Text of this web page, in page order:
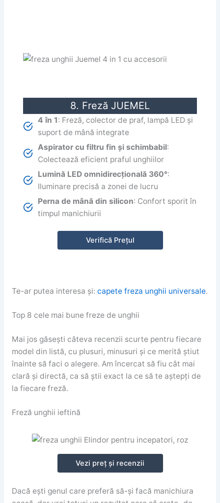
8. Freză JUEMEL
4 în 1: Freză, colector de praf, lampă LED și
suport de mână integrate
Aspirator cu filtru fin și schimbabil:
Colectează eficient praful unghiilor
Lumină LED omnidirecțională 360°:
Iluminare precisă a zonei de lucru
Perna de mână din silicon: Confort sporit în
timpul manichiurii
Verifică Prețul
Te-ar putea interesa și: capete freza unghii universale.
Top 8 cele mai bune freze de unghii
Mai jos găsești câteva recenzii scurte pentru fiecare
model din listă, cu plusuri, minusuri și ce merită știut
înainte să faci o alegere. Am încercat să fiu cât mai
clară și directă, ca să știi exact la ce să te aștepți de
la fiecare freză.
Freză unghii ieftină
Vezi preț și recenzii
Dacă ești genul care preferă să-și facă manichiura